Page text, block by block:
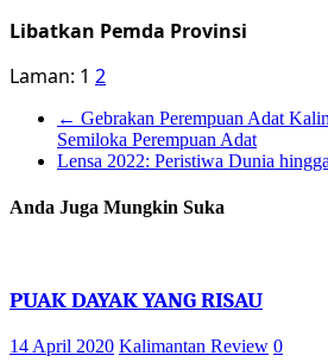
Libatkan Pemda Provinsi
Laman: 1 2
← Gebrakan Perempuan Adat
Semiloka Perempuan Adat
Lensa 2022: Peristiwa Dunia
Anda Juga Mungkin Suka
PUAK DAYAK YANG RISAU
14 April 2020 Kalimantan Review 0